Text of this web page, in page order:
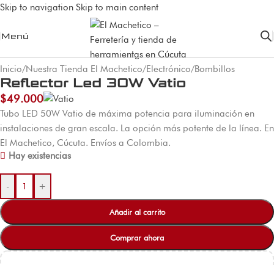
Skip to navigation Skip to main content
Menú
Inicio/Nuestra Tienda El Machetico/Electrónico/Bombillos
Reflector Led 30W Vatio
$49.000
Tubo LED 50W Vatio de máxima potencia para iluminación en
instalaciones de gran escala. La opción más potente de la línea. En
El Machetico, Cúcuta. Envíos a Colombia.
Hay existencias
- +
Añadir al carrito
Comprar ahora